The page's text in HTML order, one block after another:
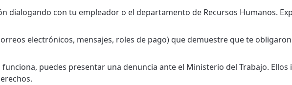
dialogando con tu empleador o el departamento de Recursos Humanos.
electrónicos, mensajes, roles de pago) que demuestre que te
funciona, puedes presentar una denuncia ante el Ministerio del Trabajo. Ellos